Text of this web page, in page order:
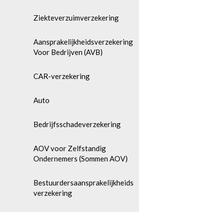
Ziekteverzuimverzekering
Aansprakelijkheidsverzekering
Voor Bedrijven (AVB)
CAR-verzekering
Auto
Bedrijfsschadeverzekering
AOV voor Zelfstandig
Ondernemers (Sommen AOV)
Bestuurdersaansprakelijkheids
verzekering